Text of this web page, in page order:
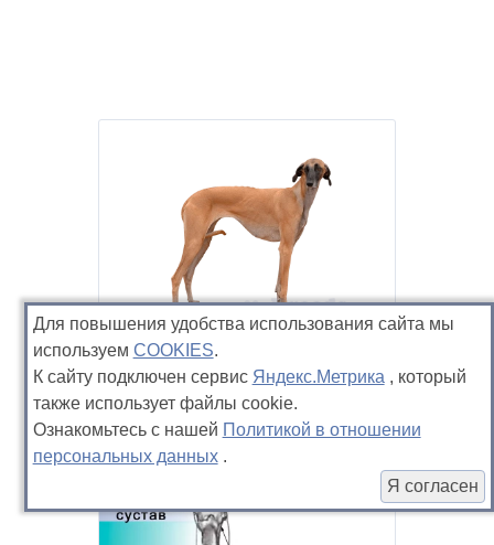
Слюги (Арабская борзая)
Для повышения удобства использования сайта мы
используемCOOKIES.
К сайту подключен сервис Яндекс.Метрика , который
также использует файлы cookie.
Ознакомьтесь с нашей Политикой в отношении
персональных данных .
Я согласен